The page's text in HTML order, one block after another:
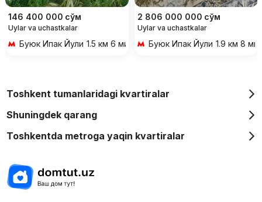
146 400 000 сўм
Uylar va uchastkalar
Буюк Ипак Йули 1.5 км 6 мин transportda
2 806 000 000 сўм
Uylar va uchastkalar
Буюк Ипак Йули 1.9 км 8
Toshkent tumanlaridagi kvartiralar
Shuningdek qarang
Toshkentda metroga yaqin kvartiralar